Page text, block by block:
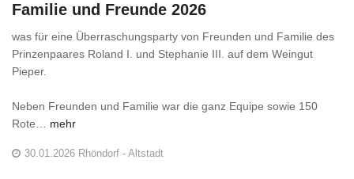
Familie und Freunde 2026
was für eine Überraschungsparty von Freunden und Familie des
Prinzenpaares Roland I. und Stephanie III. auf dem Weingut
Pieper.
Neben Freunden und Familie war die ganz Equipe sowie 150
Rote… mehr
30.01.2026 Rhöndorf - Altstadt